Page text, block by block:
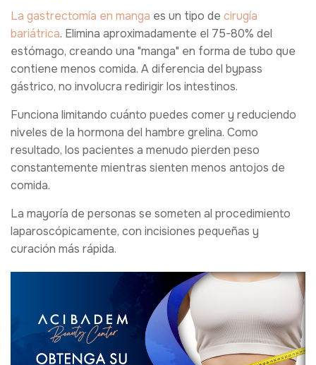
La gastrectomía en manga es un tipo de cirugía
bariátrica. Elimina aproximadamente el 75-80% del
estómago, creando una "manga" en forma de tubo que
contiene menos comida. A diferencia del bypass
gástrico, no involucra redirigir los intestinos.
Funciona limitando cuánto puedes comer y reduciendo
niveles de la hormona del hambre grelina. Como
resultado, los pacientes a menudo pierden peso
constantemente mientras sienten menos antojos de
comida.
La mayoría de personas se someten al procedimiento
laparoscópicamente, con incisiones pequeñas y
curación más rápida.